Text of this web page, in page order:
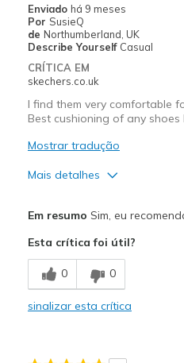
Sizing
Feels true
View On Shoes
Shoes are
Enviado há 9 meses
Por SusieQ
de Northumberland, UK
Describe Yourself Casual
CRÍTICA EM
skechers.co.uk
I find them very comfortable
Best cushioning of any shoes
Mostrar tradução
Mais detalhes
Comfortable
Fabulous cushioned sole
Em resumo Sim, eu
Esta crítica foi útil?
0 0
sinalizar esta crítica